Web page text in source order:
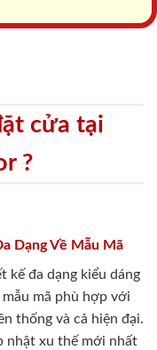
cửa tại
?
Dạng Về Mẫu Mã
kế đa dạng kiểu dáng
mẫu mã phù hợp với
thống và cả hiện đại.
nhật xu thế mới nhất